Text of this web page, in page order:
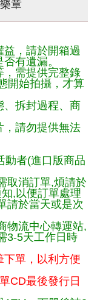
章
，請於開箱過
有遺漏。
，需提供完整錄
開始拍攝，才算
、拆封過程、商
，請勿提供無法
者(進口版商品
取消訂單,煩請於
,以便訂單處理
請於當天或是次
物流中心轉運站,
3-5天工作日時
下單，以利方便
CD最後發行日